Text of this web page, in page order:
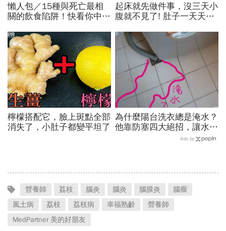
懶人包／15種與死亡最相
關的飲食陷阱！快看你中了
起床就先做件事，沒三天小
腹就不見了! 肚子一天天變
檸檬搭配它，臉上斑點全部
消失了，小肚子都變平坦了
PR
為什麼陽台洗衣總是淹水？
他靠防塞四大絕招，讓水管
Ads by
營養師 荔枝 腦炎 腦炎 腦膜炎
腦瘤
風土病
荔枝 荔枝病 幸福熟齡
營養師
MedPartner 美的好朋友